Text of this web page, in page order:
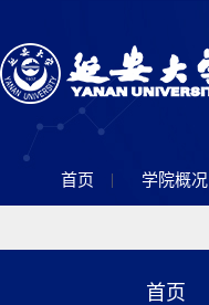
首页 | 学院概况
首页